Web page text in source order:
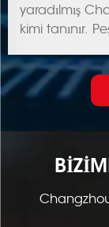
yaradılmış
kimi tanınır.
yuvarlanan
parça arxası...